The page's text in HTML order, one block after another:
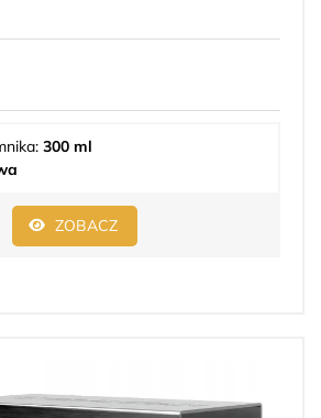
300 ml
ZOBACZ